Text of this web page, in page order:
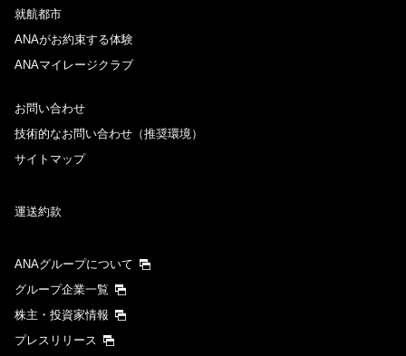
就航都市
ANAがお約束する体験
ANAマイレージクラブ
お問い合わせ
技術的なお問い合わせ（推奨環境）
サイトマップ
運送約款
ANAグループについて
グループ企業一覧
株主・投資家情報
プレスリリース